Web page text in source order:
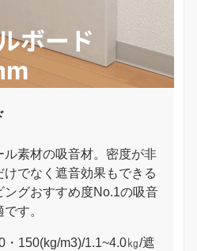
素材の吸音材。密度が非
でなく遮音効果もできる
ングおすすめ度No.1の吸音
す。
・150(kg/m3)/1.1~4.0㎏/遮